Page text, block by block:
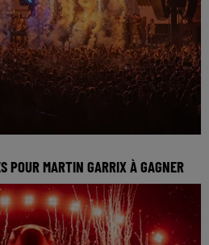
POUR MARTIN GARRIX À GAGNER